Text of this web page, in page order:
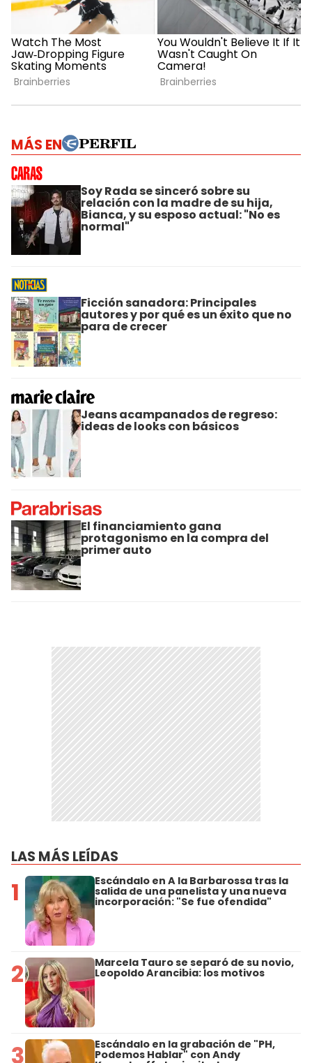
MÁS EN
Soy Rada se sinceró sobre su
relación con la madre de su hija,
Bianca, y su esposo actual: "No es
normal"
Ficción sanadora: Principales
autores y por qué es un éxito que no
para de crecer
Jeans acampanados de regreso:
ideas de looks con básicos
El financiamiento gana
protagonismo en la compra del
primer auto
LAS MÁS LEÍDAS
1 Escándalo en A la Barbarossa tras la
salida de una panelista y una nueva
incorporación: "Se fue ofendida"
2 Marcela Tauro se separó de su novio,
Leopoldo Arancibia: los motivos
3 Escándalo en la grabación de "PH,
Podemos Hablar" con Andy